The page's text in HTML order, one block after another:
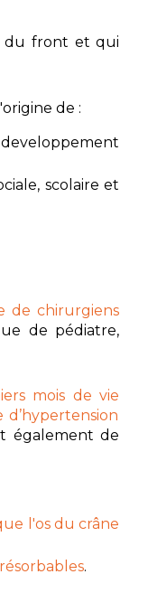
du front et qui
de :
scolaire et
de chirurgiens
de pédiatre,
mois de vie
d’hypertension
également de
l'os du crâne
.